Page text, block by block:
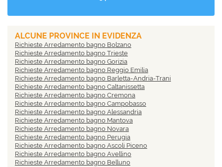
ALCUNE PROVINCE IN EVIDENZA
Richieste Arredamento bagno Bolzano
Richieste Arredamento bagno Trieste
Richieste Arredamento bagno Gorizia
Richieste Arredamento bagno Reggio Emilia
Richieste Arredamento bagno Barletta-Andria-Trani
Richieste Arredamento bagno Caltanissetta
Richieste Arredamento bagno Cremona
Richieste Arredamento bagno Campobasso
Richieste Arredamento bagno Alessandria
Richieste Arredamento bagno Mantova
Richieste Arredamento bagno Novara
Richieste Arredamento bagno Perugia
Richieste Arredamento bagno Ascoli Piceno
Richieste Arredamento bagno Avellino
Richieste Arredamento bagno Belluno